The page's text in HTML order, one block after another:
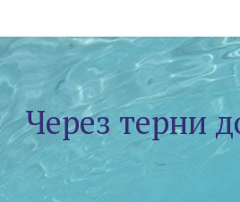
Через терни